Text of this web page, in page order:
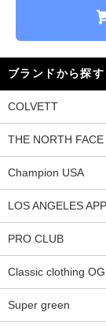
ブランドから探す
COLVETT
THE NORTH FACE
Champion USA
LOS ANGELES
PRO CLUB
Classic clothing OG
Super green